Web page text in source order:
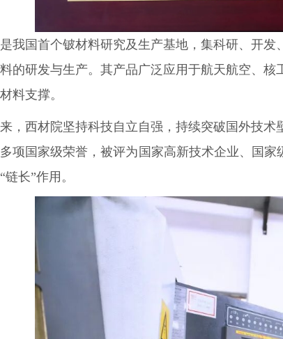
我国首个铍材料研究及生产基地，集科研、开
的研发与生产。其产品广泛应用于航天航空、
料支撑。
，西材院坚持科技自立自强，持续突破国外技
项国家级荣誉，被评为国家高新技术企业、国
长”作用。